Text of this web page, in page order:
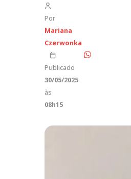
Por
Mariana
Czerwonka
Publicado
30/05/2025
às
08h15